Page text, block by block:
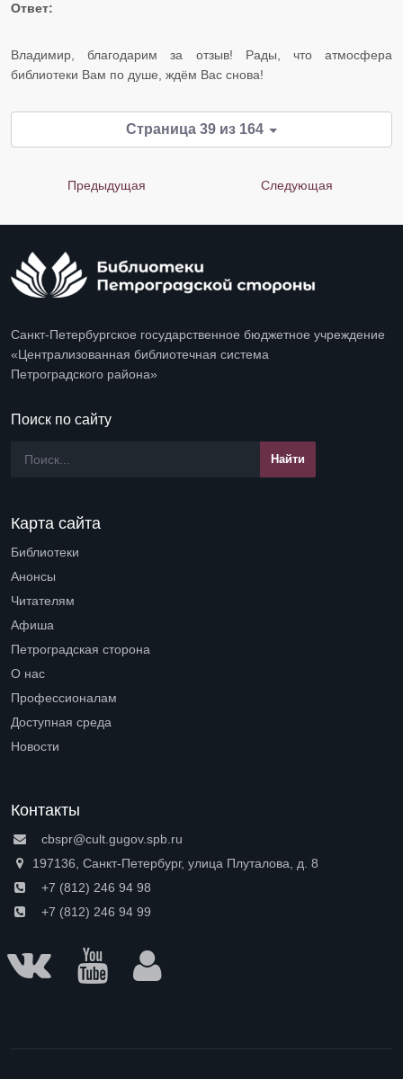
Ответ:
Владимир, благодарим за отзыв! Рады, что атмосфера
библиотеки Вам по душе, ждём Вас снова!
Страница 39 из 164
Предыдущая Следующая
Санкт-Петербургское государственное бюджетное учреждение
«Централизованная библиотечная система
Петроградского района»
Поиск по сайту
Карта сайта
Библиотеки
Анонсы
Читателям
Афиша
Петроградская сторона
О нас
Профессионалам
Доступная среда
Новости
Контакты
cbspr@cult.gugov.spb.ru
197136, Санкт-Петербург, улица Плуталова, д. 8
+7 (812) 246 94 98
+7 (812) 246 94 99